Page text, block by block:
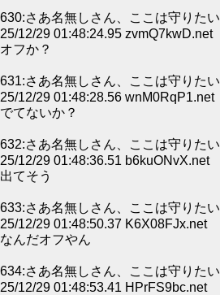
630:さあ名無しさん、ここは守りたい
25/12/29 01:48:24.95 zvmQ7kwD.net
オフか？
631:さあ名無しさん、ここは守りたい
25/12/29 01:48:28.56 wnM0RqP1.net
でてないか？
632:さあ名無しさん、ここは守りたい
25/12/29 01:48:36.51 b6kuONvX.net
出てそう
633:さあ名無しさん、ここは守りたい
25/12/29 01:48:50.37 K6X08FJx.net
なんだオフやん
634:さあ名無しさん、ここは守りたい
25/12/29 01:48:53.41 HPrFS9bc.net